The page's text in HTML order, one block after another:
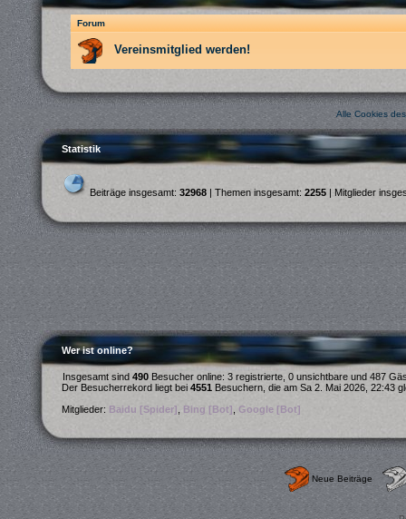
Forum
Vereinsmitglied werden!
Alle Cookies
Statistik
Beiträge insgesamt: 32968 | Themen insgesamt: 2255 | Mitglieder
Wer ist online?
Insgesamt sind 490 Besucher online: 3 registrierte, 0 unsichtbare und 487
Der Besucherrekord liegt bei 4551 Besuchern, die am Sa 2. Mai 2026, 22:43
Mitglieder: Baidu [Spider] Bing [Bot] Google [Bot]
Neue Beiträge